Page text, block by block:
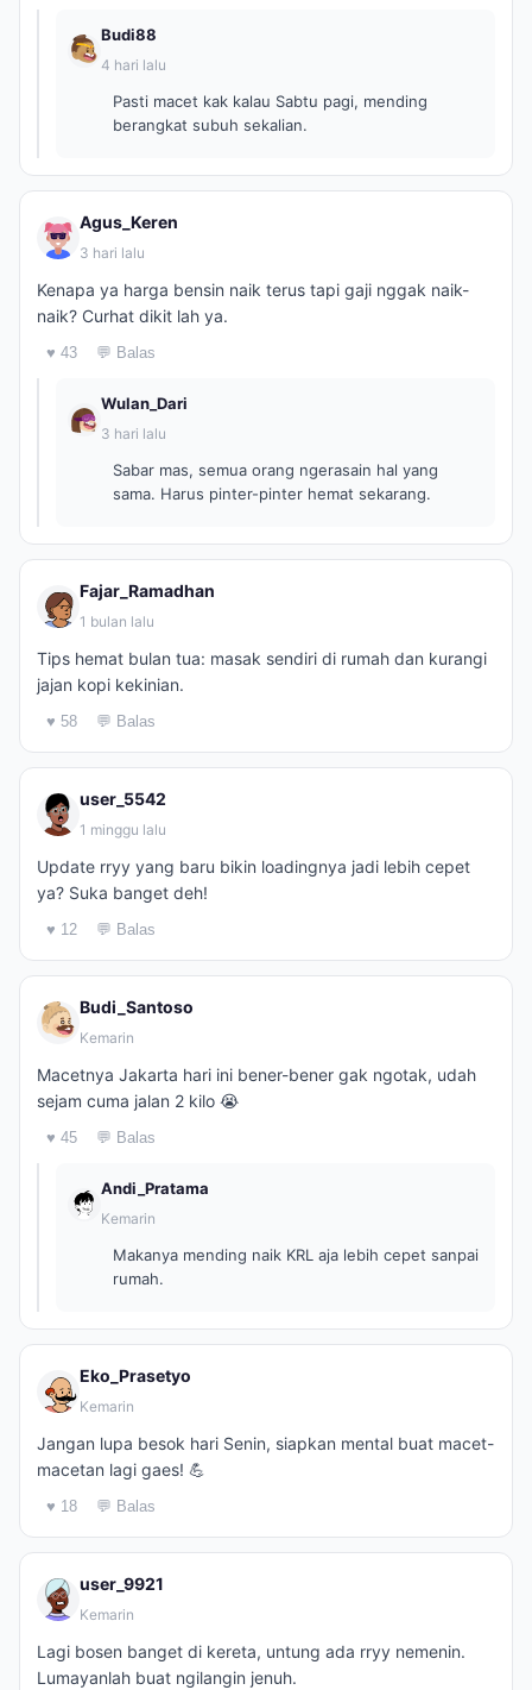
Budi88
4 hari lalu
Pasti macet kak kalau Sabtu pagi, mending
berangkat subuh sekalian.
Agus_Keren
3 hari lalu
Kenapa ya harga bensin naik terus tapi gaji nggak naik-
naik? Curhat dikit lah ya.
♥ 43 💬 Balas
Wulan_Dari
3 hari lalu
Sabar mas, semua orang ngerasain hal yang
sama. Harus pinter-pinter hemat sekarang.
Fajar_Ramadhan
1 bulan lalu
Tips hemat bulan tua: masak sendiri di rumah dan kurangi
jajan kopi kekinian.
♥ 58 💬 Balas
user_5542
1 minggu lalu
Update rryy yang baru bikin loadingnya jadi lebih cepet
ya? Suka banget deh!
♥ 12 💬 Balas
Budi_Santoso
Kemarin
Macetnya Jakarta hari ini bener-bener gak ngotak, udah
sejam cuma jalan 2 kilo 😭
♥ 45 💬 Balas
Andi_Pratama
Kemarin
Makanya mending naik KRL aja lebih cepet sanpai
rumah.
Eko_Prasetyo
Kemarin
Jangan lupa besok hari Senin, siapkan mental buat macet-
macetan lagi gaes! 💪
♥ 18 💬 Balas
user_9921
Kemarin
Lagi bosen banget di kereta, untung ada rryy nemenin.
Lumayanlah buat ngilangin jenuh.